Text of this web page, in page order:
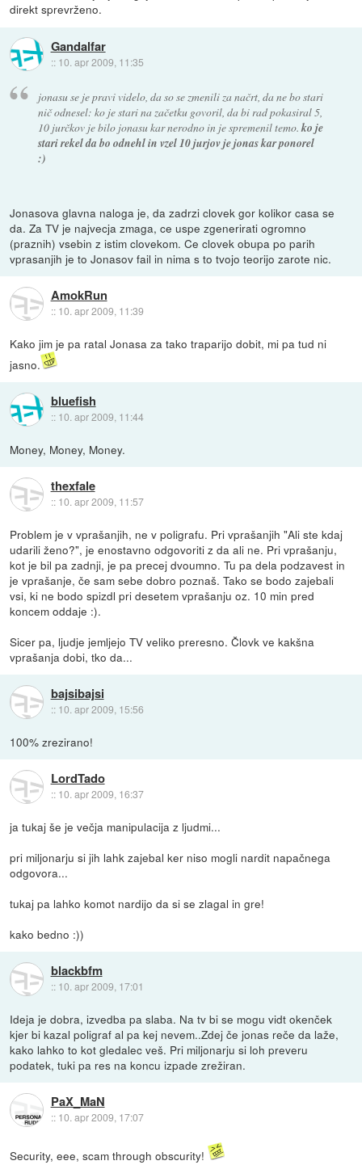
direkt sprevrženo.
Gandalfar
:: 10. apr 2009, 11:35
jonasu se je pravi videlo, da so se zmenili za načrt, da ne bo stari
nič odnesel: ko je stari na začetku govoril, da bi rad pokasiral 5,
10 jurčkov je bilo jonasu kar nerodno in je spremenil temo.ko je
stari rekel da bo odnehl in vzel 10 jurjov je jonas kar ponorel
:)
Jonasova glavna naloga je, da zadrzi clovek gor kolikor casa se
da. Za TV je najvecja zmaga, ce uspe zgenerirati ogromno
(praznih) vsebin z istim clovekom. Ce clovek obupa po parih
vprasanjih je to Jonasov fail in nima s to tvojo teorijo zarote nic.
AmokRun
:: 10. apr 2009, 11:39
Kako jim je pa ratal Jonasa za tako traparijo dobit, mi pa tud ni
jasno.
bluefish
:: 10. apr 2009, 11:44
Money, Money, Money.
thexfale
:: 10. apr 2009, 11:57
Problem je v vprašanjih, ne v poligrafu. Pri vprašanjih "Ali ste kdaj
udarili ženo?", je enostavno odgovoriti z da ali ne. Pri vprašanju,
kot je bil pa zadnji, je pa precej dvoumno. Tu pa dela podzavest in
je vprašanje, če sam sebe dobro poznaš. Tako se bodo zajebali
vsi, ki ne bodo spizdl pri desetem vprašanju oz. 10 min pred
koncem oddaje :).
Sicer pa, ljudje jemljejo TV veliko preresno. Človk ve kakšna
vprašanja dobi, tko da...
bajsibajsi
:: 10. apr 2009, 15:56
100% zrezirano!
LordTado
:: 10. apr 2009, 16:37
ja tukaj še je večja manipulacija z ljudmi...
pri miljonarju si jih lahk zajebal ker niso mogli nardit napačnega
odgovora...
tukaj pa lahko komot nardijo da si se zlagal in gre!
kako bedno :))
blackbfm
:: 10. apr 2009, 17:01
Ideja je dobra, izvedba pa slaba. Na tv bi se mogu vidt okenček
kjer bi kazal poligraf al pa kej nevem..Zdej če jonas reče da laže,
kako lahko to kot gledalec veš. Pri miljonarju si loh preveru
podatek, tuki pa res na koncu izpade zrežiran.
PaX_MaN
:: 10. apr 2009, 17:07
Security, eee, scam through obscurity!